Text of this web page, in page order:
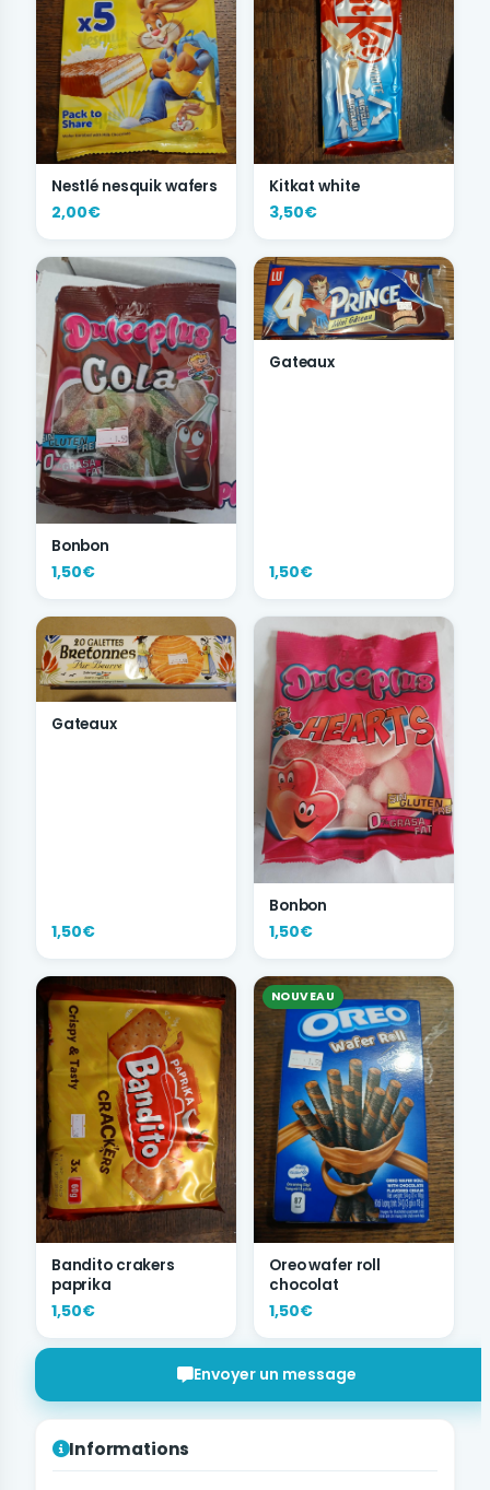
Nestlé nesquik wafers
2,00€
Kitkat white
3,50€
Bonbon
1,50€
Gateaux
1,50€
Gateaux
1,50€
Bonbon
1,50€
Bandito crakers
paprika
1,50€
NOUVEAU
Oreo wafer roll
chocolat
1,50€
Envoyer un message
Informations